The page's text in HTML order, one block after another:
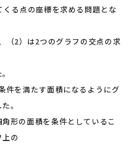
くる点の座標を求める問題とな
（2）は2つのグラフの交点の求
件を満たす面積になるようにグ
。
形の面積を条件としているこ
の